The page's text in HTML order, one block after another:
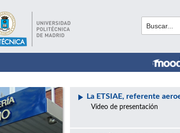
La ETSIAE, referente
Vídeo de presentación